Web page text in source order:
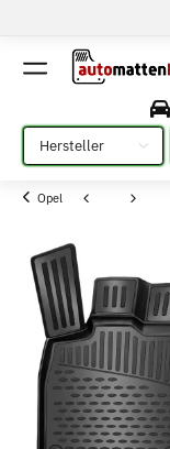
Bitte auswählen
Opel